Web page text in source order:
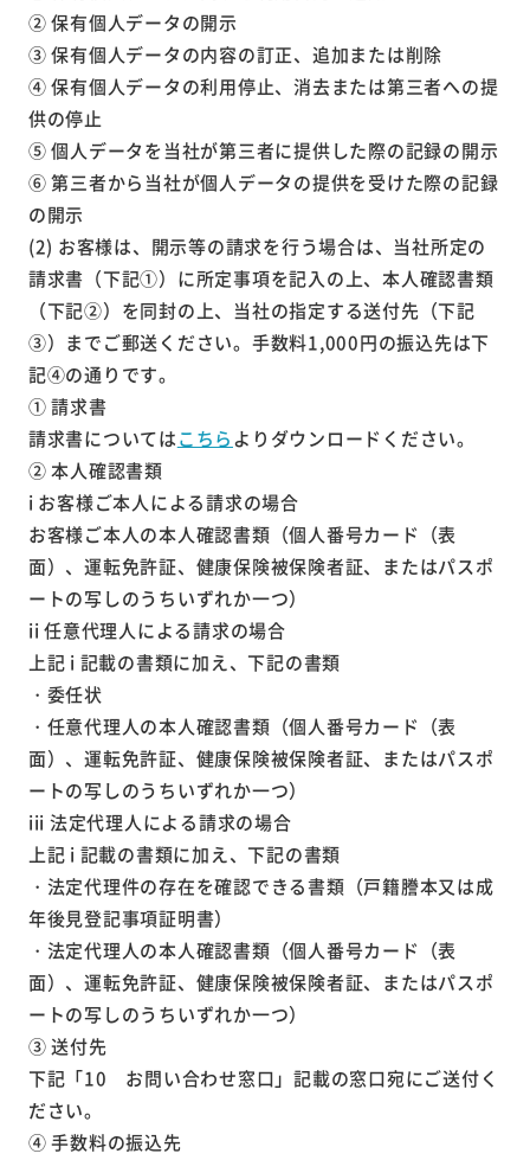
② 保有個人データの開示
③ 保有個人データの内容の訂正、追加または削除
④ 保有個人データの利用停止、消去または第三者への提
供の停止
⑤ 個人データを当社が第三者に提供した際の記録の開示
⑥ 第三者から当社が個人データの提供を受けた際の記録
の開示
(2) お客様は、開示等の請求を行う場合は、当社所定の
請求書（下記①）に所定事項を記入の上、本人確認書類
（下記②）を同封の上、当社の指定する送付先（下記
③）までご郵送ください。手数料1,000円の振込先は下
記④の通りです。
① 請求書
請求書についてはこちらよりダウンロードください。
② 本人確認書類
i お客様ご本人による請求の場合
お客様ご本人の本人確認書類（個人番号カード（表
面）、運転免許証、健康保険被保険者証、またはパスポ
ートの写しのうちいずれか一つ）
ii 任意代理人による請求の場合
上記 i 記載の書類に加え、下記の書類
・委任状
・任意代理人の本人確認書類（個人番号カード（表
面）、運転免許証、健康保険被保険者証、またはパスポ
ートの写しのうちいずれか一つ）
iii 法定代理人による請求の場合
上記 i 記載の書類に加え、下記の書類
・法定代理件の存在を確認できる書類（戸籍謄本又は成
年後見登記事項証明書）
・法定代理人の本人確認書類（個人番号カード（表
面）、運転免許証、健康保険被保険者証、またはパスポ
ートの写しのうちいずれか一つ）
③ 送付先
下記「10 お問い合わせ窓口」記載の窓口宛にご送付く
ださい。
④ 手数料の振込先